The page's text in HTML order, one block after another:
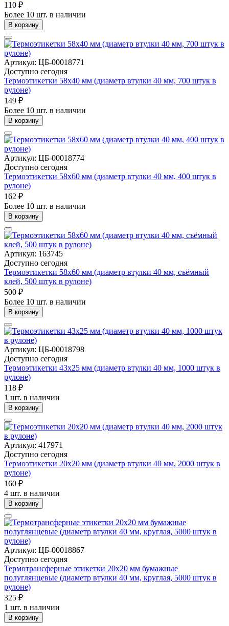
110 ₽
Более 10 шт. в наличии
В корзину
Артикул: ЦБ-00018771
Доступно сегодня
Термоэтикетки 58х40 мм (диаметр втулки 40 мм, 700 штук в
рулоне)
149 ₽
Более 10 шт. в наличии
В корзину
Артикул: ЦБ-00018774
Доступно сегодня
Термоэтикетки 58х60 мм (диаметр втулки 40 мм, 400 штук в
рулоне)
162 ₽
Более 10 шт. в наличии
В корзину
Артикул: 163745
Доступно сегодня
Термоэтикетки 58х60 мм (диаметр втулки 40 мм, съёмный
клей, 500 штук в рулоне)
500 ₽
Более 10 шт. в наличии
В корзину
Артикул: ЦБ-00018798
Доступно сегодня
Термоэтикетки 43х25 мм (диаметр втулки 40 мм, 1000 штук в
рулоне)
118 ₽
1 шт. в наличии
В корзину
Артикул: 417971
Доступно сегодня
Термоэтикетки 20х20 мм (диаметр втулки 40 мм, 2000 штук в
рулоне)
160 ₽
4 шт. в наличии
В корзину
Артикул: ЦБ-00018867
Доступно сегодня
Термотрансферные этикетки 20х20 мм бумажные
полуглянцевые (диаметр втулки 40 мм, круглая, 5000 штук в
рулоне)
325 ₽
1 шт. в наличии
В корзину